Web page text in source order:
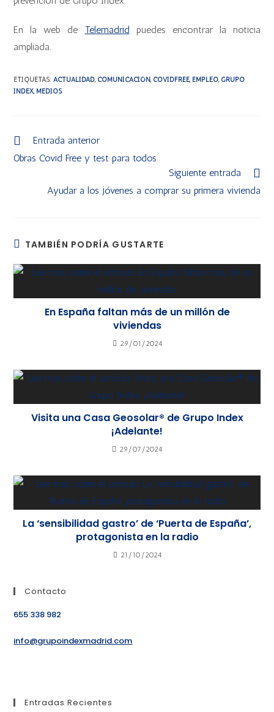
En la web de Telemadrid puedes encontrar la noticia
ampliada.
ETIQUETAS:ACTUALIDAD, COMUNICACIÓN, COVIDFREE, EMPLEO, GRUPO
INDEX, MEDIOS
Entrada anterior
Obras Covid Free y test para todos
Siguiente entrada
Ayudar a los jóvenes a comprar su primera vivienda
TAMBIÉN PODRÍA GUSTARTE
En España faltan más de un millón de
viviendas
29/01/2024
Visita una Casa Geosolar® de Grupo Index
¡Adelante!
29/07/2024
La ‘sensibilidad gastro’ de ‘Puerta de España’,
protagonista en la radio
21/10/2024
Contacto
655 338 982
info@grupoindexmadrid.com
Entradas Recientes